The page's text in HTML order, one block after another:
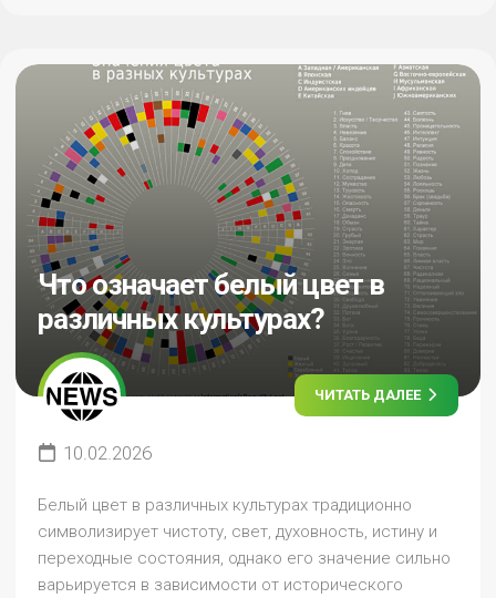
Что означает белый цвет в
различных культурах?
ЧИТАТЬ ДАЛЕЕ
10.02.2026
Белый цвет в различных культурах традиционно
символизирует чистоту, свет, духовность, истину и
переходные состояния, однако его значение сильно
варьируется в зависимости от исторического